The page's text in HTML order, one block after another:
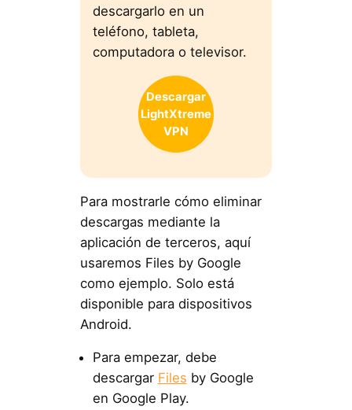
descargarlo en un
teléfono, tableta,
computadora o televisor.
Descargar
LightXtreme
VPN
Para mostrarle cómo eliminar
descargas mediante la
aplicación de terceros, aquí
usaremos Files by Google
como ejemplo. Solo está
disponible para dispositivos
Android.
Para empezar, debe
descargar Files by Google
en Google Play.